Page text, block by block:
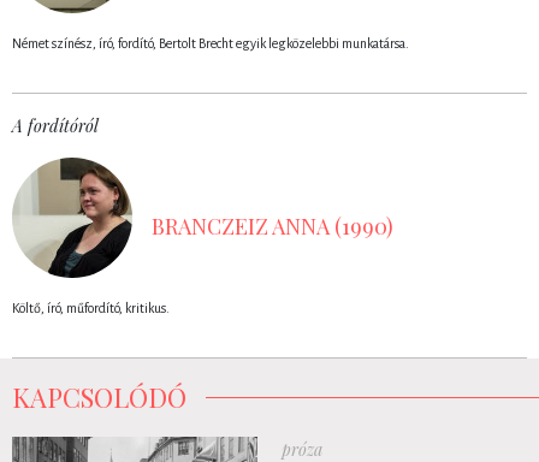
Német színész, író, fordító, Bertolt Brecht egyik legközelebbi munkatársa.
A fordítóról
BRANCZEIZ ANNA (1990)
Költő, író, műfordító, kritikus.
KAPCSOLÓDÓ
próza